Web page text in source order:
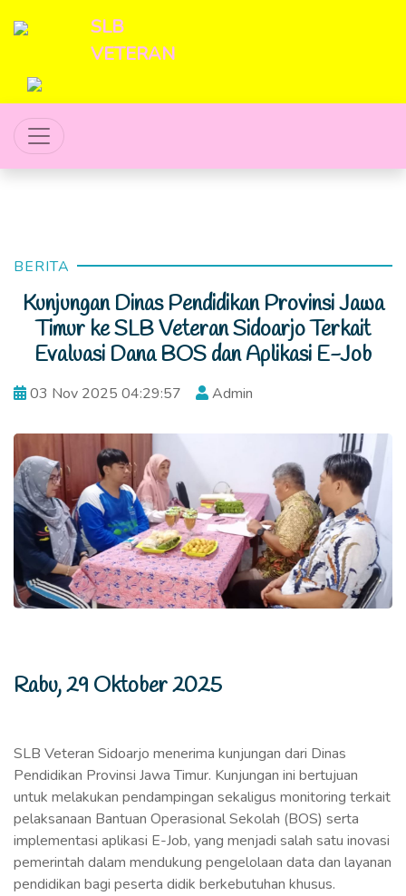
SLB
VETERAN
BERITA
Kunjungan Dinas Pendidikan Provinsi Jawa
Timur ke SLB Veteran Sidoarjo Terkait
Evaluasi Dana BOS dan Aplikasi E-Job
03 Nov 2025 04:29:57 Admin
Rabu, 29 Oktober 2025
SLB Veteran Sidoarjo menerima kunjungan dari Dinas
Pendidikan Provinsi Jawa Timur. Kunjungan ini bertujuan
untuk melakukan pendampingan sekaligus monitoring terkait
pelaksanaan Bantuan Operasional Sekolah (BOS) serta
implementasi aplikasi E-Job, yang menjadi salah satu inovasi
pemerintah dalam mendukung pengelolaan data dan layanan
pendidikan bagi peserta didik berkebutuhan khusus.